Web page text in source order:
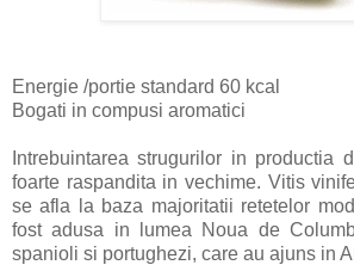
Energie /portie standard 60 kcal
Bogati in compusi aromatici
Intrebuintarea strugurilor in productia
foarte raspandita in vechime. Vitis
se afla la baza majoritatii retetelor
fost adusa in lumea Noua de
spanioli si portughezi, care au ajuns in